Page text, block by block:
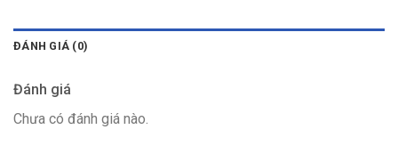
ĐÁNH GIÁ (0)
Đánh giá
Chưa có đánh giá nào.